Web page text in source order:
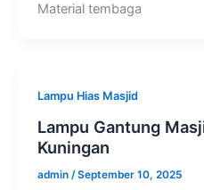
Material tembaga
Lampu Hias Masjid
Lampu Gantung
Kuningan
admin /September 10, 2025